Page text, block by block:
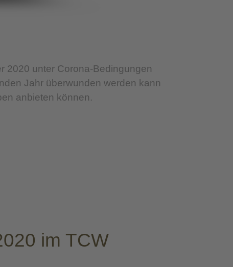
2020 unter Corona-Bedingungen
Jahr überwunden werden kann
anbieten können.
im TCW